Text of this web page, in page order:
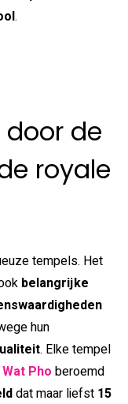
.
door de
royale
tempels. Het
belangrijke
hun
. Elke tempel
Wat Pho beroemd
dat maar liefst 15